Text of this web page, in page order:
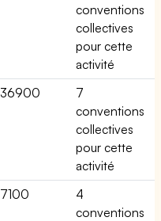
conventions
collectives
pour cette
activité
36900
7
conventions
collectives
pour cette
activité
7100
4
conventions